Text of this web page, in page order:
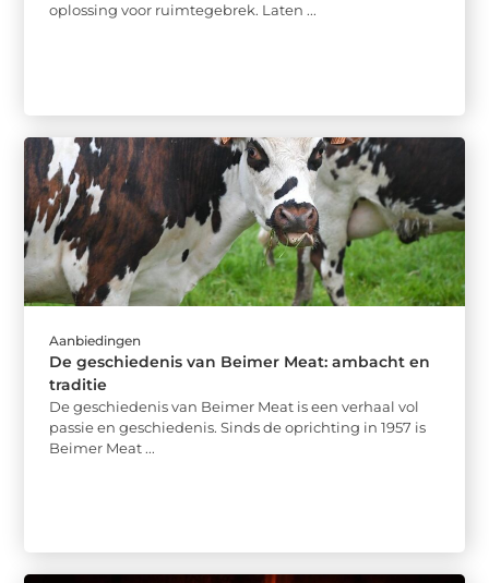
oplossing voor ruimtegebrek. Laten ...
Aanbiedingen
De geschiedenis van Beimer Meat: ambacht en
traditie
De geschiedenis van Beimer Meat is een verhaal vol
passie en geschiedenis. Sinds de oprichting in 1957 is
Beimer Meat ...